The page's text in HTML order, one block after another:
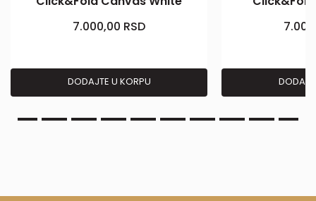
7.000,00 RSD
DODAJTE U KORPU